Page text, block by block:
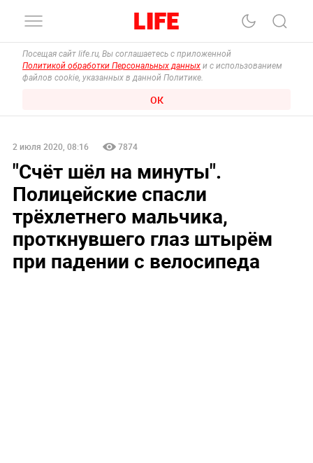
Посещая сайт life.ru, Вы соглашаетесь с приложенной
Политикой обработки Персональных данных и с использованием
файлов cookie, указанных в данной Политике.
ОК
2 июля 2020, 08:16 7874
"Счёт шёл на минуты".
Полицейские спасли
трёхлетнего мальчика,
проткнувшего глаз штырём
при падении с велосипеда